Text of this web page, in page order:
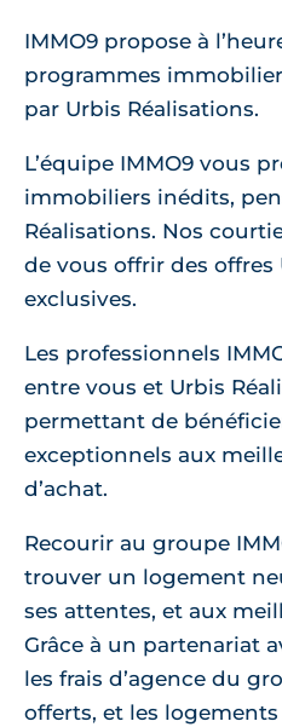
IMMO9 propose à
programmes
par Urbis Réalisations.
L’équipe IMMO9 vous
immobiliers inédits,
Réalisations. Nos
de vous offrir des offres
exclusives.
Les professionnels
entre vous et Urbis
permettant de
exceptionnels aux
d’achat.
Recourir au groupe
trouver un logement
ses attentes, et aux
Grâce à un partenariat
les frais d’agence du
offerts, et les